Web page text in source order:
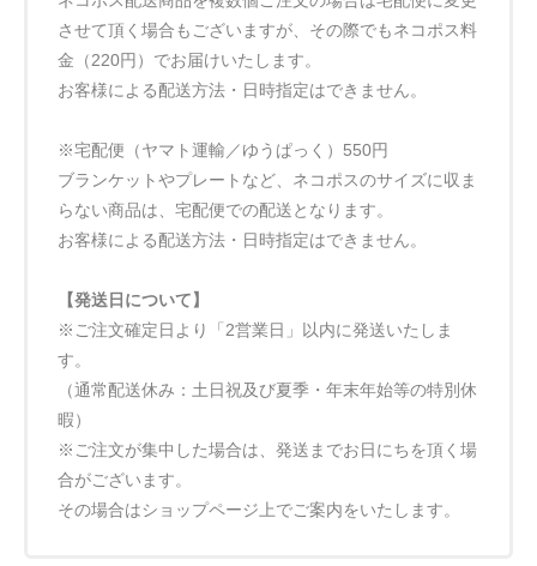
させて頂く場合もございますが、その際でもネコポス料
金（220円）でお届けいたします。
お客様による配送方法・日時指定はできません。
※宅配便（ヤマト運輸／ゆうぱっく）550円
ブランケットやプレートなど、ネコポスのサイズに収ま
らない商品は、宅配便での配送となります。
お客様による配送方法・日時指定はできません。
【発送日について】
※ご注文確定日より「2営業日」以内に発送いたしま
す。
（通常配送休み：土日祝及び夏季・年末年始等の特別休
暇）
※ご注文が集中した場合は、発送までお日にちを頂く場
合がございます。
その場合はショップページ上でご案内をいたします。